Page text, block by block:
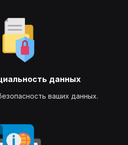
данных
ваших данных.